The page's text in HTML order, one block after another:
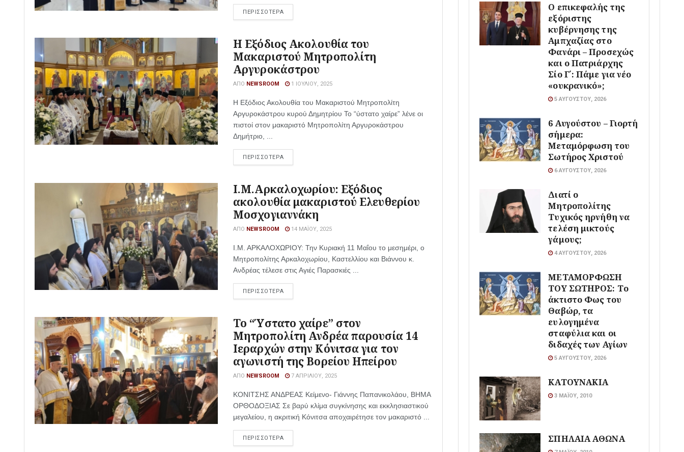
ΠΕΡΙΣΣΟΤΕΡΑ
Η Εξόδιος Ακολουθία του
Μακαριστού Μητροπολίτη
Αργυροκάστρου
ΑΠΌ NEWSROOM 1 ΙΟΥΛΊΟΥ, 2025
Η Εξόδιος Ακολουθία του Μακαριστού Μητροπολίτη
Αργυροκάστρου κυρού Δημητρίου Το “ύστατο χαίρε” λένε οι
πιστοί στον μακαριστό Μητροπολίτη Αργυροκάστρου
Δημήτριο, ...
ΠΕΡΙΣΣΟΤΕΡΑ
Ι.Μ.Αρκαλοχωρίου: Εξόδιος
ακολουθία μακαριστού Ελευθερίου
Μοσχογιαννάκη
ΑΠΌ NEWSROOM 14 ΜΑΪ́ΟΥ, 2025
Ι.Μ. ΑΡΚΑΛΟΧΩΡΙΟΥ: Την Κυριακή 11 Μαΐου το μεσημέρι, ο
Μητροπολίτης Αρκαλοχωρίου, Καστελλίου και Βιάννου κ.
Ανδρέας τέλεσε στις Αγιές Παρασκιές ...
ΠΕΡΙΣΣΟΤΕΡΑ
Το “Ύστατο χαίρε” στον
Μητροπολίτη Ανδρέα παρουσία 14
Ιεραρχών στην Κόνιτσα για τον
αγωνιστή της Βορείου Ηπείρου
ΑΠΌ NEWSROOM 7 ΑΠΡΙΛΊΟΥ, 2025
ΚΟΝΙΤΣΗΣ ΑΝΔΡΕΑΣ Κείμενο- Γιάννης Παπανικολάου, ΒΗΜΑ
ΟΡΘΟΔΟΞΙΑΣ Σε βαρύ κλίμα συγκίνησης και εκκλησιαστικού
μεγαλείου, η ακριτική Κόνιτσα αποχαιρέτησε τον μακαριστό ...
ΠΕΡΙΣΣΟΤΕΡΑ
Ο επικεφαλής της
εξόριστης
κυβέρνησης της
Αμπχαζίας στο
Φανάρι – Προσεχώς
και ο Πατριάρχης
Σίο Γ΄: Πάμε για νέο
«ουκρανικό»;
5 ΑΥΓΟΎΣΤΟΥ, 2026
6 Αυγούστου – Γιορτή
σήμερα:
Μεταμόρφωση του
Σωτήρος Χριστού
6 ΑΥΓΟΎΣΤΟΥ, 2026
Διατί ο
Μητροπολίτης
Τυχικός ηρνήθη να
τελέση μικτούς
γάμους;
4 ΑΥΓΟΎΣΤΟΥ, 2026
ΜΕΤΑΜΟΡΦΩΣΗ
ΤΟΥ ΣΩΤΗΡΟΣ: Το
άκτιστο Φως του
Θαβώρ, τα
ευλογημένα
σταφύλια και οι
διδαχές των Αγίων
5 ΑΥΓΟΎΣΤΟΥ, 2026
ΚΑΤΟΥΝΑΚΙΑ
3 ΜΑΪ́ΟΥ, 2010
ΣΠΗΛΑΙΑ ΑΘΩΝΑ